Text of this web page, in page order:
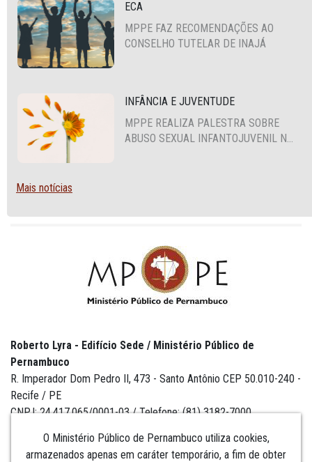
ECA
MPPE FAZ RECOMENDAÇÕES AO
CONSELHO TUTELAR DE INAJÁ
INFÂNCIA E JUVENTUDE
MPPE REALIZA PALESTRA SOBRE
ABUSO SEXUAL INFANTOJUVENIL NO
Mais notícias
O Ministério Público de Pernambuco utiliza cookies,
armazenados apenas em caráter temporário, a fim de obter
Roberto Lyra - Edifício Sede / Ministério Público de
Pernambuco
R. Imperador Dom Pedro II, 473 - Santo Antônio CEP 50.010-240 -
Recife / PE
CNPJ: 24.417.065/0001-03 / Telefone: (81) 3182-7000